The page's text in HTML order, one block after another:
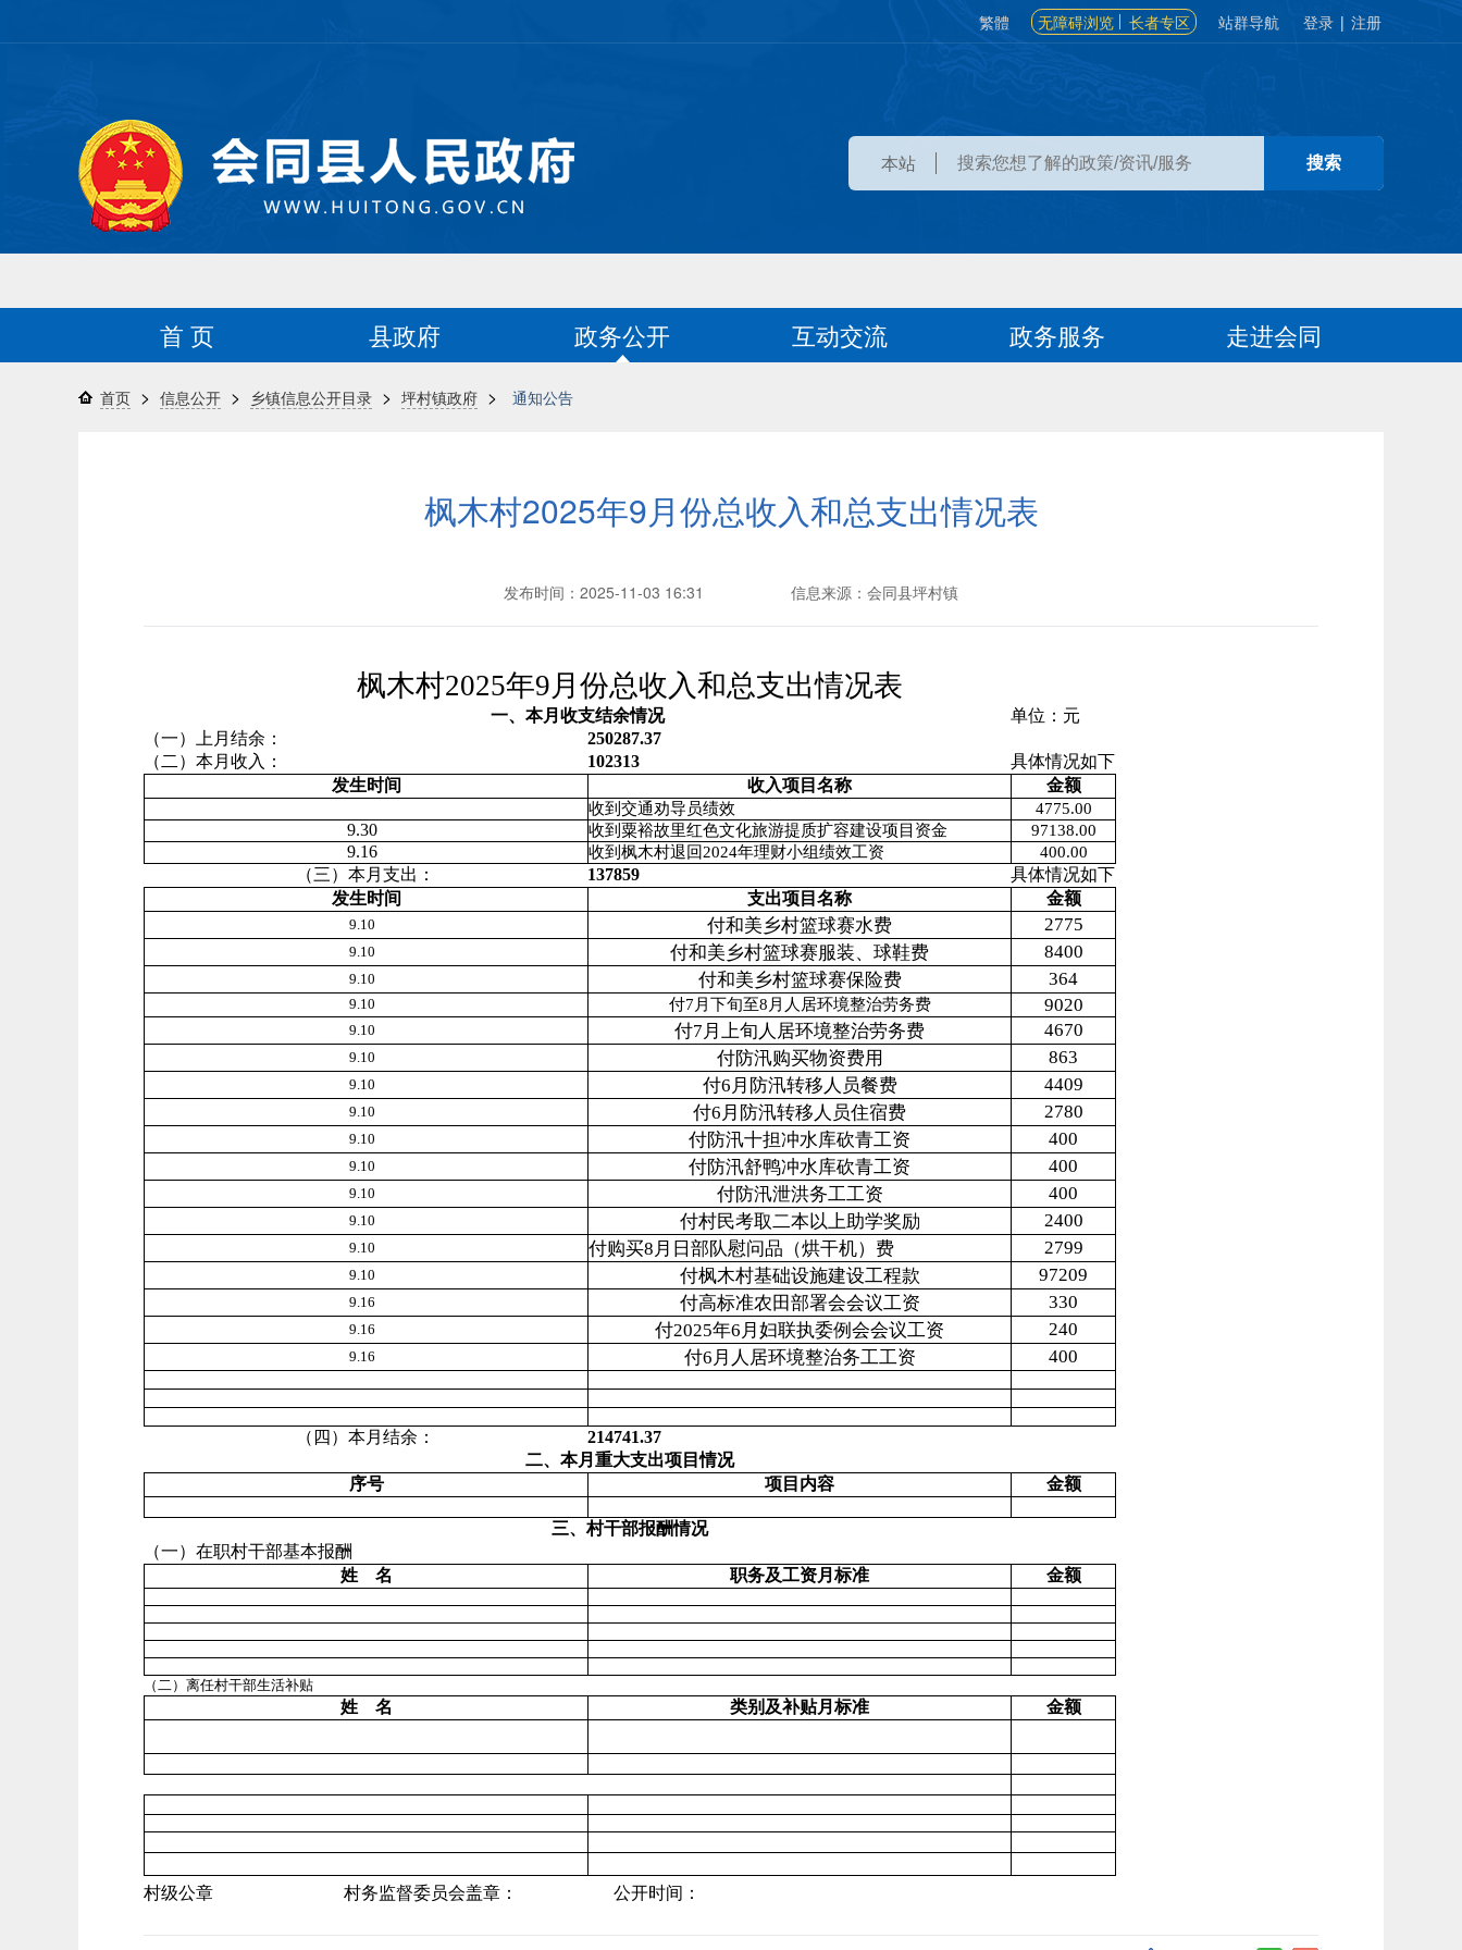
繁體 无障碍浏览 长者专区 站群导航 登录 | 注册
本站
首 页 县政府 政务公开 互动交流 政务服务 走进会同
首页 > 信息公开 > 乡镇信息公开目录 > 坪村镇政府 > 通知公告
枫木村2025年9月份总收入和总支出情况表
发布时间：2025-11-03 16:31 信息来源：会同县坪村镇
枫木村2025年9月份总收入和总支出情况表
一、本月收支结余情况
单位：元
（一）上月结余： 250287.37
（二）本月收入：
102313
具体情况如下
发生时间
收入项目名称 金额
收到交通劝导员绩效 4775.00
9.30 收到粟裕故里红色文化旅游提质扩容建设项目资金 97138.00
9.16 收到枫木村退回2024年理财小组绩效工资 400.00
（三）本月支出： 137859
具体情况如下
发生时间
支出项目名称 金额
9.10 付和美乡村篮球赛水费 2775
9.10 付和美乡村篮球赛服装、球鞋费 8400
9.10 付和美乡村篮球赛保险费 364
9.10 付7月下旬至8月人居环境整治劳务费 9020
9.10 付7月上旬人居环境整治劳务费 4670
9.10 付防汛购买物资费用 863
9.10 付6月防汛转移人员餐费 4409
9.10 付6月防汛转移人员住宿费 2780
9.10 付防汛十担冲水库砍青工资 400
9.10 付防汛舒鸭冲水库砍青工资 400
9.10 付防汛泄洪务工工资 400
9.10 付村民考取二本以上助学奖励 2400
9.10 付购买8月日部队慰问品（烘干机）费 2799
9.10 付枫木村基础设施建设工程款 97209
9.16 付高标准农田部署会会议工资 330
9.16 付2025年6月妇联执委例会会议工资 240
9.16 付6月人居环境整治务工工资 400
（四）本月结余：
214741.37
二、本月重大支出项目情况
序号
项目内容 金额
三、村干部报酬情况
（一）在职村干部基本报酬
姓 名
职务及工资月标准 金额
（二）离任村干部生活补贴
姓 名 类别及补贴月标准 金额
村级公章 村务监督委员会盖章： 公开时间：